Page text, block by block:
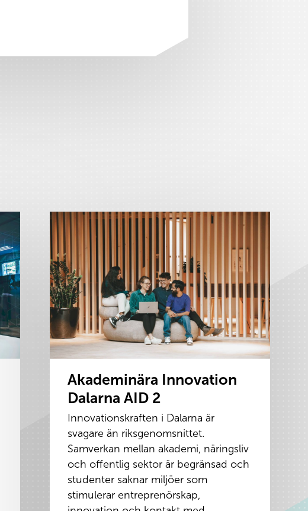
Akademinära Innovation
Dalarna AID 2
Innovationskraften i Dalarna är
svagare än riksgenomsnittet.
Samverkan mellan akademi, näringsliv
och offentlig sektor är begränsad och
studenter saknar miljöer som
stimulerar entreprenörskap,